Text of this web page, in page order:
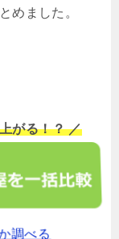
めました。
がる！？ ／
調べる